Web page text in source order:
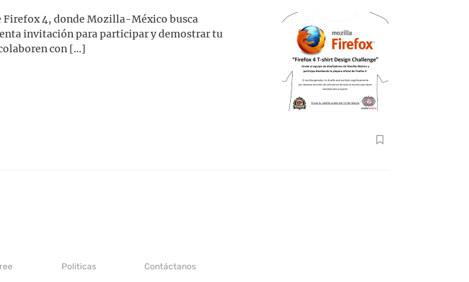
Firefox 4, donde Mozilla-México busca
invitación para participar y demostrar tu
con […]
Politicas Contáctanos